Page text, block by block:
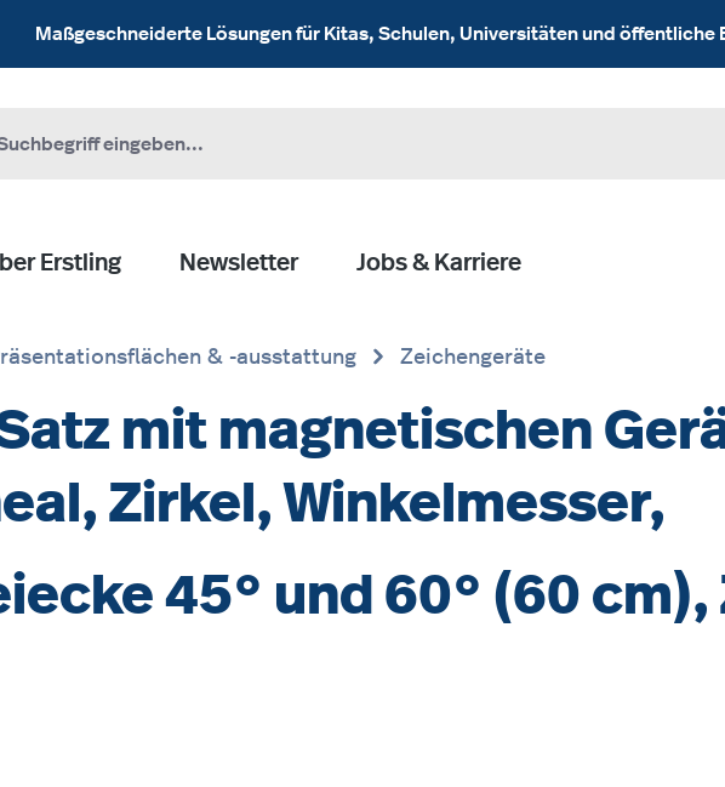
Maßgeschneiderte Lösungen für Kitas, Schulen, Universitäten und öffentliche
Erstling Newsletter Jobs & Karriere
& -ausstattung Zeichengeräte
mit magnetischen
Zirkel, Winkelmesser,
45° und 60° (60